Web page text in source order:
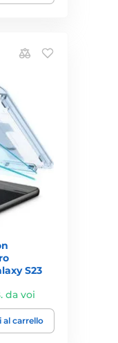
S23
da voi
al carrello